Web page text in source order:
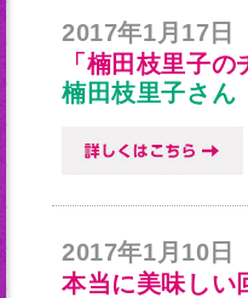
2017年1月17日
「楠田枝里子
楠田枝里子さん
2017年1月10日
本当に美味しい